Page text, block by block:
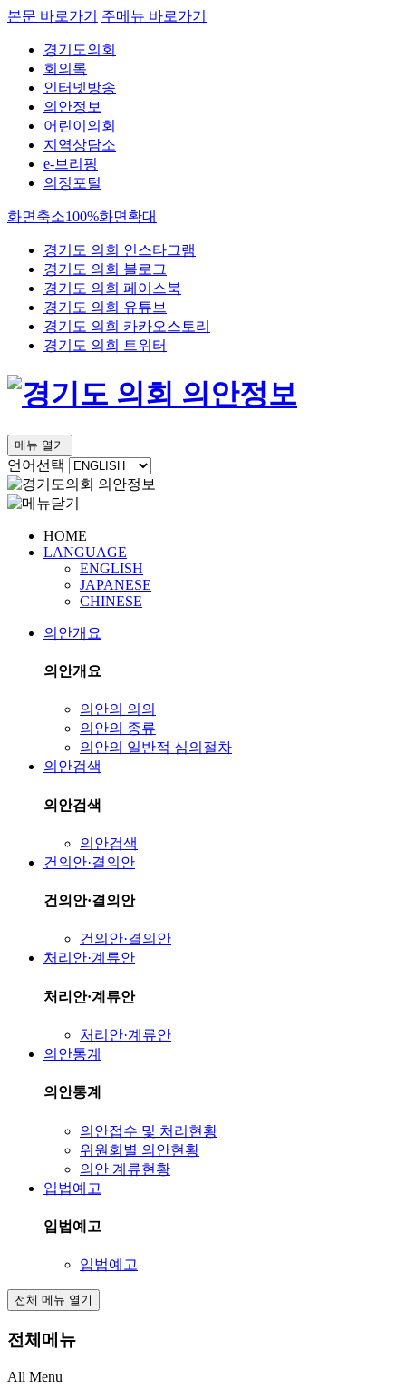
본문 바로가기 주메뉴 바로가기
경기도의회
회의록
인터넷방송
의안정보
어린이의회
지역상담소
e-브리핑
의정포털
화면축소100%화면확대
경기도 의회 인스타그램
경기도 의회 블로그
경기도 의회 페이스북
경기도 의회 유튜브
경기도 의회 카카오스토리
경기도 의회 트위터
메뉴 열기
언어선택
HOME
LANGUAGE
ENGLISH
JAPANESE
CHINESE
의안개요
의안개요
의안의 의의
의안의 종류
의안의 일반적 심의절차
의안검색
의안검색
의안검색
건의안·결의안
건의안·결의안
건의안·결의안
처리안·계류안
처리안·계류안
처리안·계류안
의안통계
의안통계
의안접수 및 처리현황
위원회별 의안현황
의안 계류현황
입법예고
입법예고
입법예고
전체 메뉴 열기
전체메뉴
All Menu